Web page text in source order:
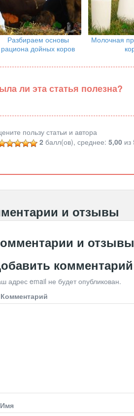
Разбираем основы
рациона дойных коров
Молочная
ли эта статья полезна?
пользу статьи и автора
2 балл(ов), среднее:5,00 из
и отзывы
и отзывы
комментарий
адрес email не будет опубликован.
Комментарий
Имя